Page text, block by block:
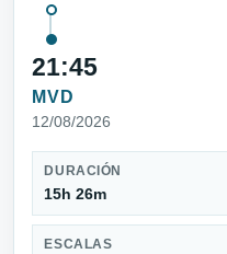
21:45
MVD
12/08/2026
DURACIÓN
15h 26m
ESCALAS